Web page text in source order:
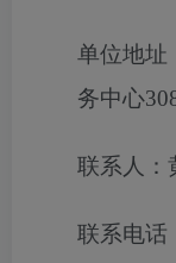
单位地址
务中心
联系人：
联系电话